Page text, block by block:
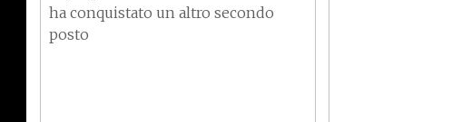
ha conquistato un altro secondo
posto